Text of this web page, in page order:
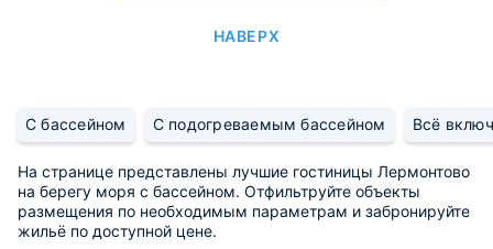
НАВЕРХ
С бассейном С подогреваемым бассейном Всё
На странице представлены лучшие гостиницы Лермонтово
на берегу моря с бассейном. Отфильтруйте объекты
размещения по необходимым параметрам и забронируйте
жильё по доступной цене.